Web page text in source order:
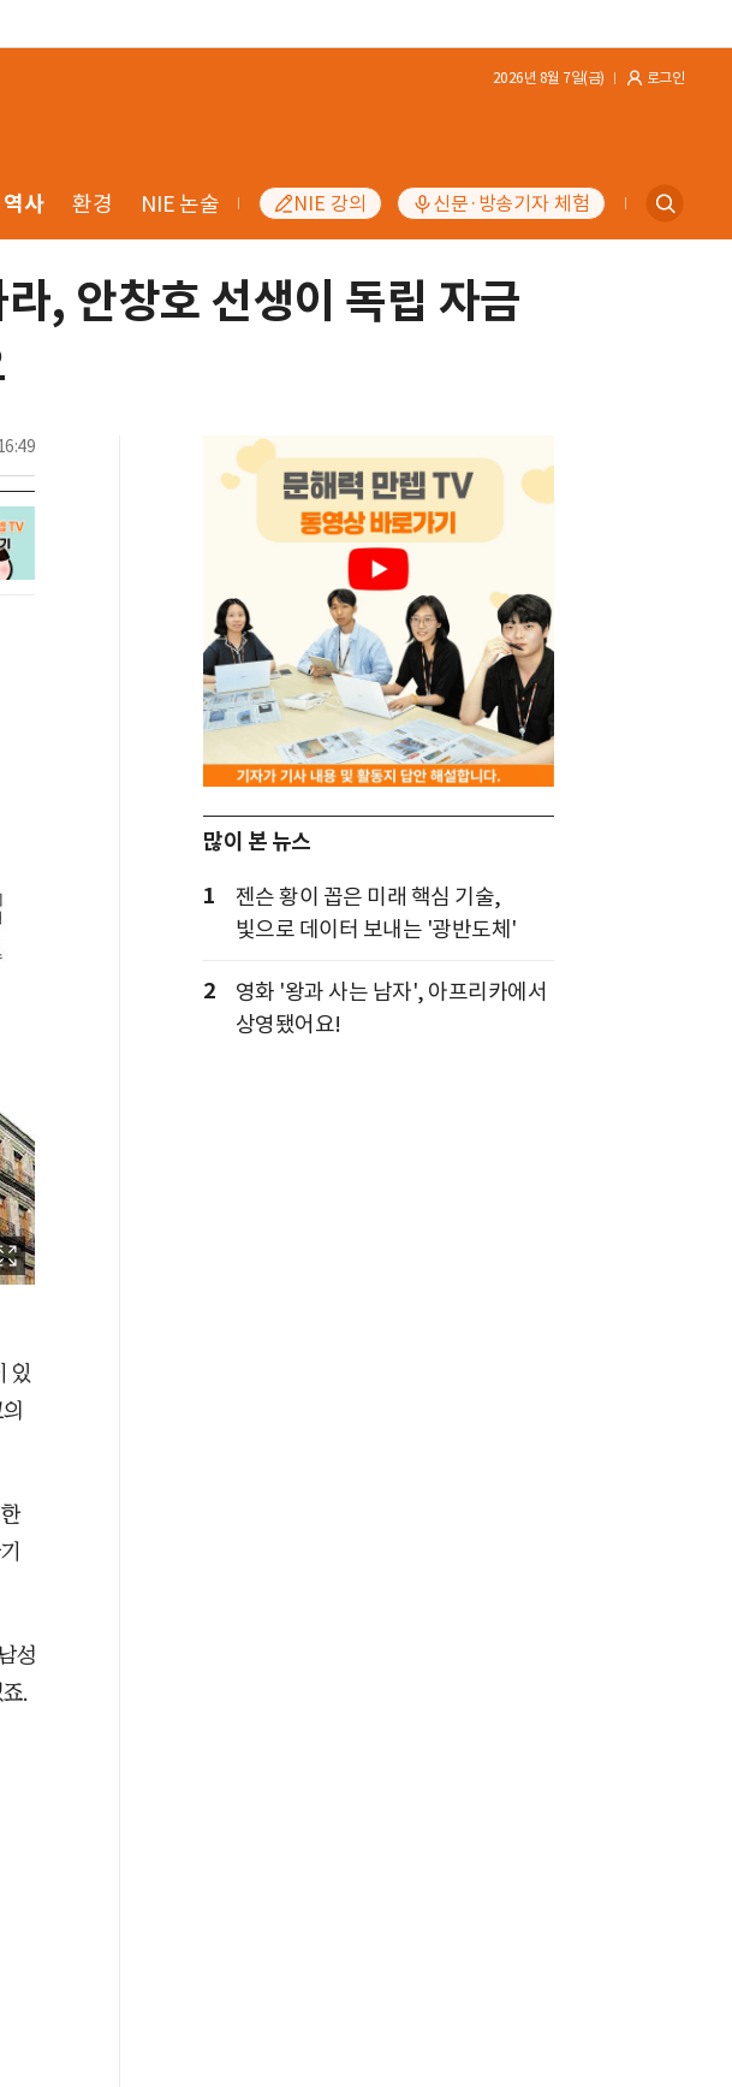
2026년 8월 7일(금) 로그인
역사 환경 NIE 논술 NIE 강의 신문·방송기자 체험
, 안창호 선생이 독립 자금
있
성
.
많이 본 뉴스
1
젠슨 황이 꼽은 미래 핵심 기술,
빛으로 데이터 보내는 '광반도체'
2
영화 '왕과 사는 남자', 아프리카에서
상영됐어요!